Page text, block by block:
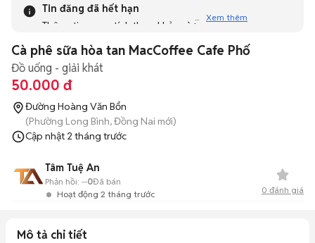
Tin đăng đã hết hạn
Thông tin mang tính tham khảo và bạn không thể liên hệ
tương tự khác dưới đây nhé!
Xem thêm
Cà phê sữa hòa tan MacCoffee Cafe Phố
Đồ uống - giải khát
50.000 đ
Đường Hoàng Văn Bổn
(Phường Long Bình, Đồng Nai mới)
Cập nhật 2 tháng trước
Tâm Tuệ An
Hoạt động 2 tháng trước
Phản hồi: --0Đã bán
0 đánh giá
Mô tả chi tiết